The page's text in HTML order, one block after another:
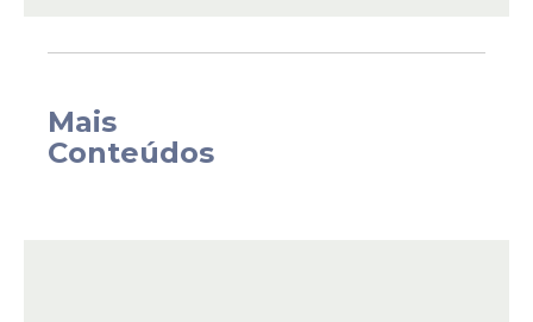
A Croácia, por sua vez, bateu a Colômbia
Mais
Conteúdos